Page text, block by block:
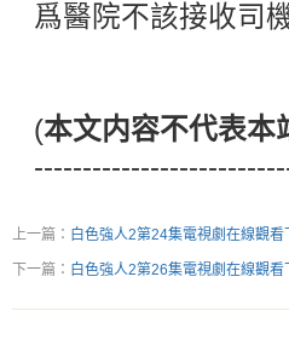
爲醫院不該接收司
(本文内容不代表本
上一篇： 白色強人2第24集電視劇在線觀
下一篇： 白色強人2第26集電視劇在線觀